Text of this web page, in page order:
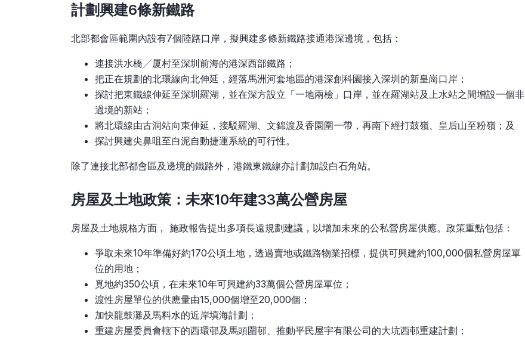
計劃興建6條新鐵路
北部都會區範圍內設有7個陸路口岸，擬興建多條新鐵路接通港深邊境，包括：
連接洪水橋╱厦村至深圳前海的港深西部鐵路；
把正在規劃的北環線向北伸延，經落馬洲河套地區的港深創科園接入深圳的新皇崗口岸；
探討把東鐵線伸延至深圳羅湖，並在深方設立「一地兩檢」口岸，並在羅湖站及上水站之間增設一個非
過境的新站；
將北環線由古洞站向東伸延，接駁羅湖、文錦渡及香園圍一帶，再南下經打鼓嶺、皇后山至粉嶺；及
探討興建尖鼻咀至白泥自動捷運系統的可行性。
除了連接北部都會區及邊境的鐵路外，港鐵東鐵線亦計劃加設白石角站。
房屋及土地政策：未來10年建33萬公營房屋
房屋及土地規格方面， 施政報告提出多項長遠規劃建議，以增加未來的公私營房屋供應。政策重點包括：
爭取未來10年準備好約170公頃土地，透過賣地或鐵路物業招標，提供可興建約100,000個私營房屋單
位的用地；
覓地約350公頃，在未來10年可興建約33萬個公營房屋單位；
渡性房屋單位的供應量由15,000個增至20,000個；
加快龍鼓灘及馬料水的近岸填海計劃；
重建房屋委員會轄下的西環邨及馬頭圍邨、推動平民屋宇有限公司的大坑西邨重建計劃；